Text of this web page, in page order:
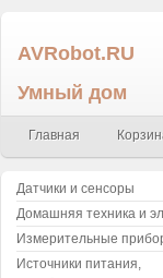
AVRobot.RU
Умный дом
Главная
Датчики и сенсоры
Домашняя техника и
Измерительные
Источники питания,